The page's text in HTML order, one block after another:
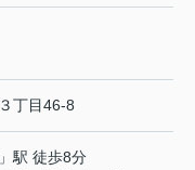
３丁目46-8
」駅 徒歩8分